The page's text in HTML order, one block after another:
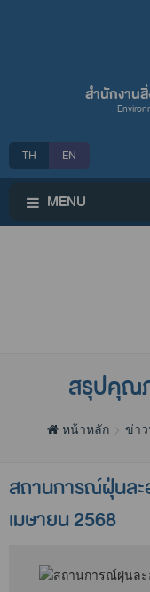
สำนักงาน
TH EN
MENU
สรุปคุณ
หน้าหลัก ข่า
สถานการณ์ฝุ่นละ
เมษายน 2568